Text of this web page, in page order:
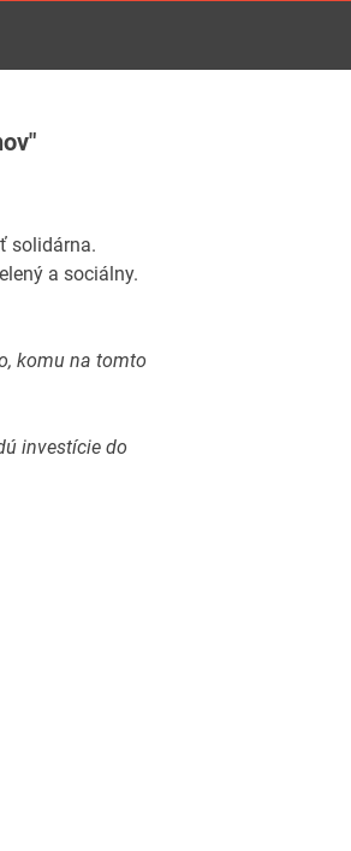
solidárna.
a sociálny.
komu na tomto
investície do